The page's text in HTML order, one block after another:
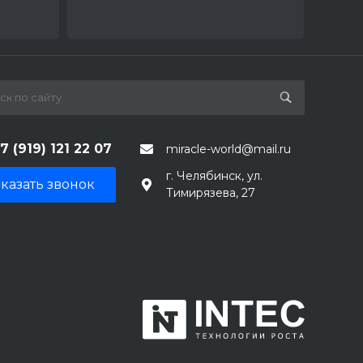
(919) 121 22 07 miracle-world@mail.ru
звонок
г. Челябинск, ул.
Тимирязева, 27